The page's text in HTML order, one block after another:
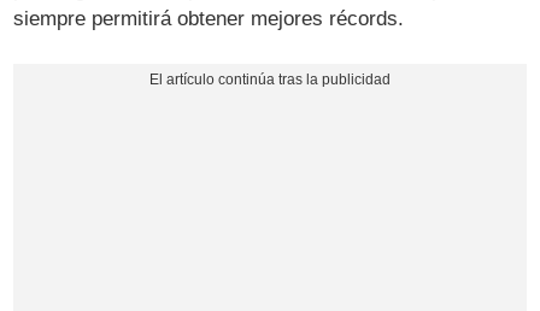
siempre permitirá obtener mejores récords.